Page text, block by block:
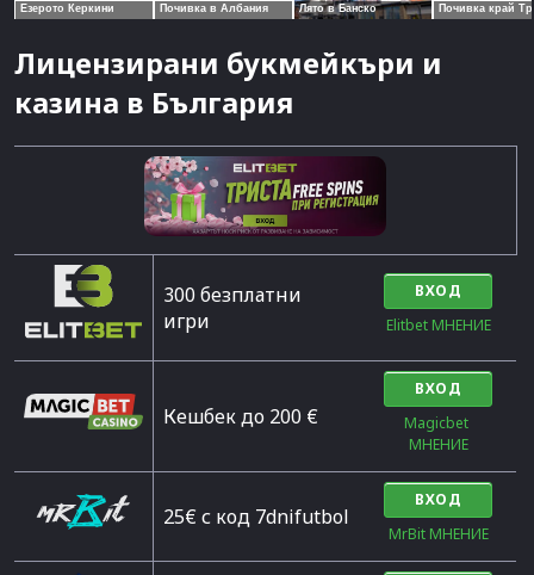
Лицензирани букмейкъри и
казина в България
300 безплатни
игри
ВХОД
Elitbet МНЕНИЕ
Кешбек до 200 €
ВХОД
Magicbet
МНЕНИЕ
25€ с код 7dnifutbol
ВХОД
MrBit МНЕНИЕ